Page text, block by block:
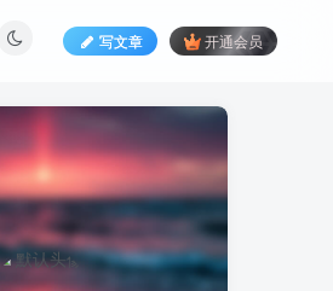
写文章 开通会员